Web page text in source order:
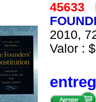
45633
2010,
Valor :